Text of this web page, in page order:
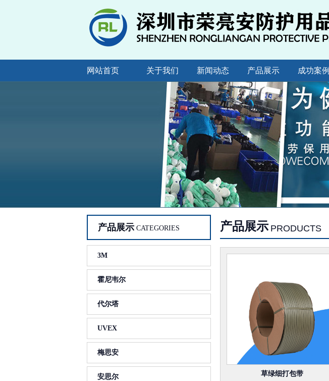
网站首页 关于我们 新闻动态 产品展示 成功案例
产品展示 CATEGORIES
3M
霍尼韦尔
代尔塔
UVEX
梅思安
安思尔
产品展示 PRODUCTS
草绿细打包带